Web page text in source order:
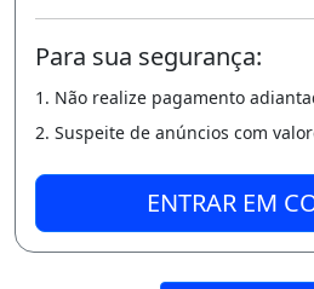
Salão De Festas
Salão De Jogos
Espaço Gourmet
Spa
Energia Solar
Rua Asfaltada
Para sua segurança:
1. Não realize pagamento
2. Suspeite de anúncios com
ENTRAR EM